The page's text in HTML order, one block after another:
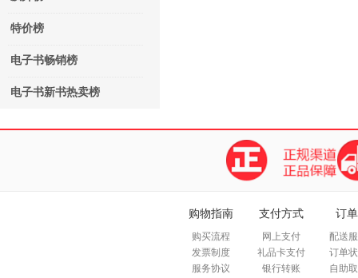
特价榜
电子书畅销榜
电子书新书热卖榜
购物指南
购买流程
发票制度
服务协议
支付方式
网上支付
礼品卡支付
银行转账
订
配送
订单
自助